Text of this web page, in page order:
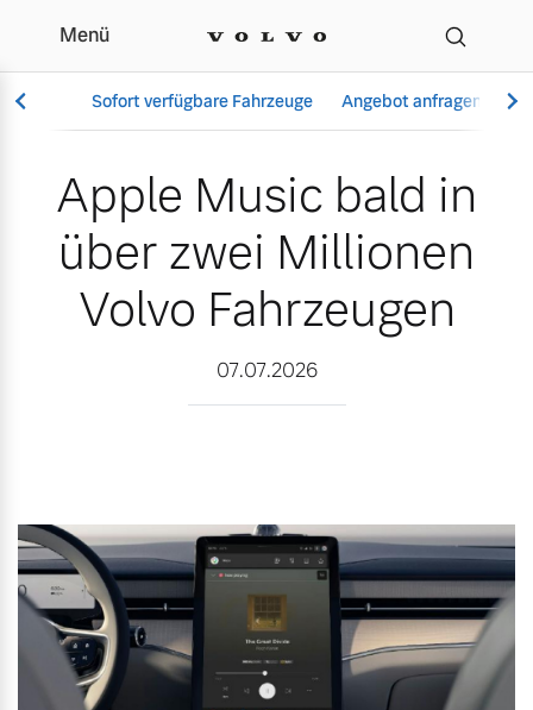
Apple Music bald in
Menü
Sofort verfügbare Fahrzeuge Angebot anfragen
Vollelektrisch
6 Modelle
Mild-Hybrid
4 Modelle
Aktuelle Angebote
Geschäftskunden
Volvo Gebrauchtwagenbörse
Gebrauchtwagen
Volvo kauft Ihr Auto
Unser Team
Kontakt und Anfahrt
Unsere News & Events
Apple Music bald in
über zwei Millionen
Volvo Fahrzeugen
07.07.2026